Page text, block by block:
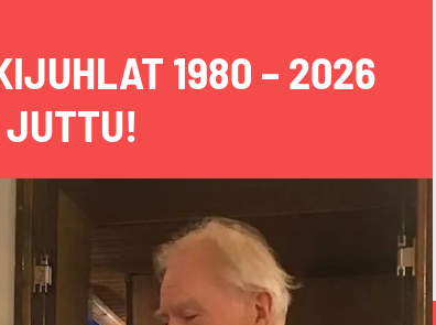
1980 – 2026
JUTTU!